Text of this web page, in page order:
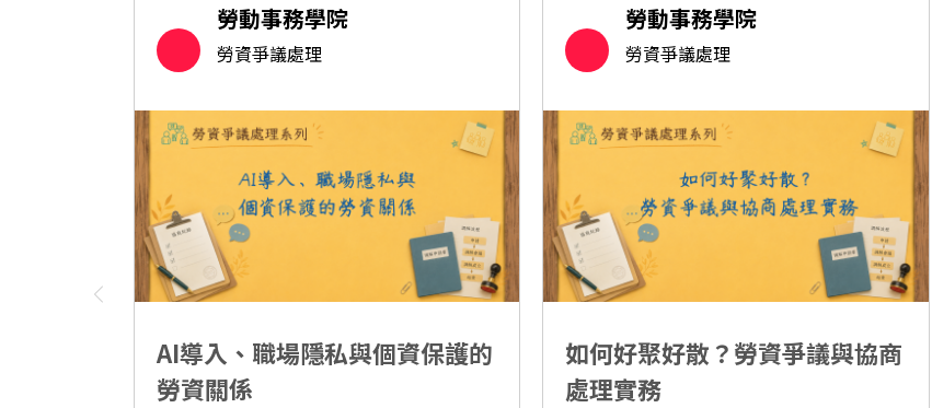
勞動事務學院
勞資爭議處理
AI導入、職場隱私與個資保護的
勞資關係
勞動事務學院
勞資爭議處理
如何好聚好散？勞資爭議與協商
處理實務